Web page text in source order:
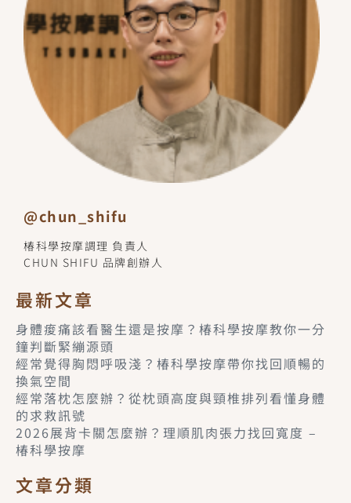
@chun_shifu
椿科學按摩調理 負責人
CHUN SHIFU 品牌創辦人
最新文章
身體痠痛該看醫生還是按摩？椿科學按摩教你一分
鐘判斷緊繃源頭
經常覺得胸悶呼吸淺？椿科學按摩帶你找回順暢的
換氣空間
經常落枕怎麼辦？從枕頭高度與頸椎排列看懂身體
的求救訊號
2026展背卡關怎麼辦？理順肌肉張力找回寬度 –
椿科學按摩
文章分類